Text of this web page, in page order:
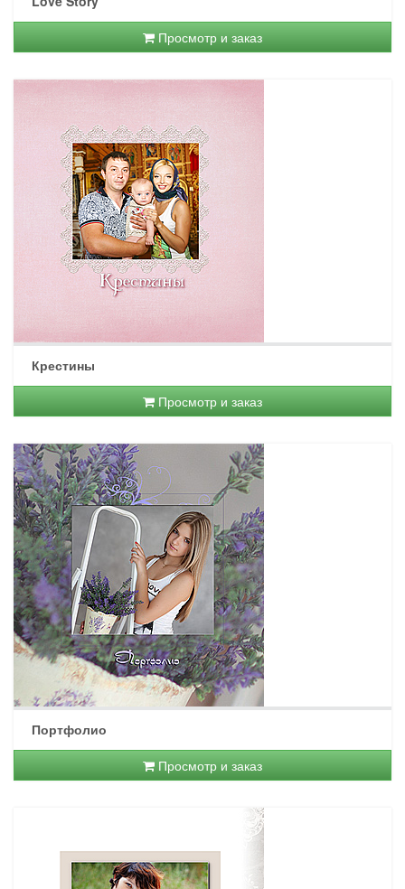
Просмотр и заказ
Крестины
Просмотр и заказ
Портфолио
Просмотр и заказ